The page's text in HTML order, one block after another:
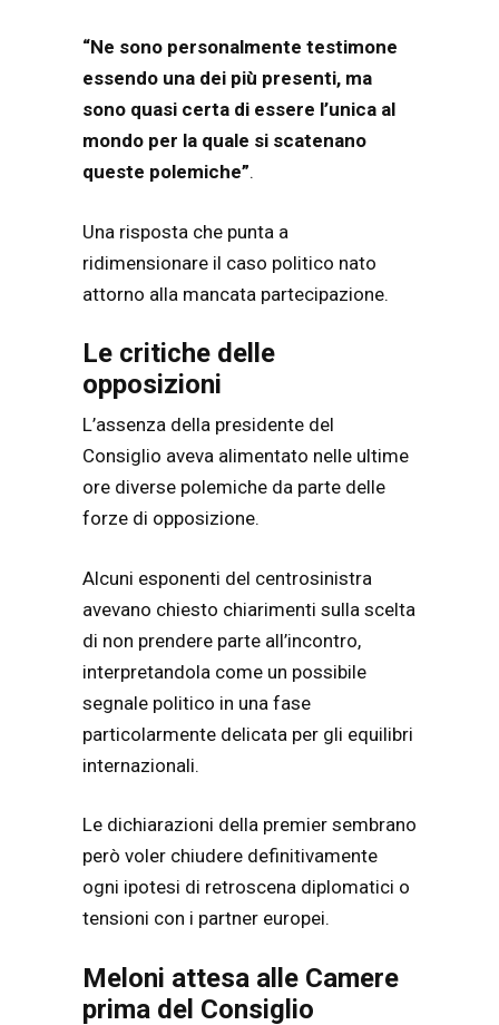
“Ne sono personalmente testimone
essendo una dei più presenti, ma
sono quasi certa di essere l’unica al
mondo per la quale si scatenano
queste polemiche”.
Una risposta che punta a
ridimensionare il caso politico nato
attorno alla mancata partecipazione.
Le critiche delle
opposizioni
L’assenza della presidente del
Consiglio aveva alimentato nelle ultime
ore diverse polemiche da parte delle
forze di opposizione.
Alcuni esponenti del centrosinistra
avevano chiesto chiarimenti sulla scelta
di non prendere parte all’incontro,
interpretandola come un possibile
segnale politico in una fase
particolarmente delicata per gli equilibri
internazionali.
Le dichiarazioni della premier sembrano
però voler chiudere definitivamente
ogni ipotesi di retroscena diplomatici o
tensioni con i partner europei.
Meloni attesa alle Camere
prima del Consiglio